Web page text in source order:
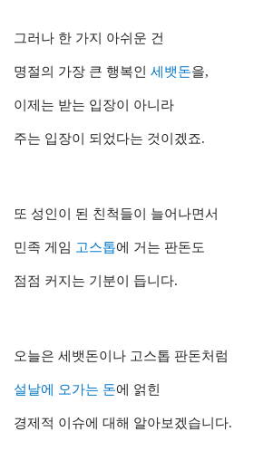
그러나 한 가지 아쉬운 건
명절의 가장 큰 행복인 세뱃돈을,
이제는 받는 입장이 아니라
주는 입장이 되었다는 것이겠죠.
또 성인이 된 친척들이 늘어나면서
민족 게임 고스톱에 거는 판돈도
점점 커지는 기분이 듭니다.
오늘은 세뱃돈이나 고스톱 판돈처럼
설날에 오가는 돈에 얽힌
경제적 이슈에 대해 알아보겠습니다.